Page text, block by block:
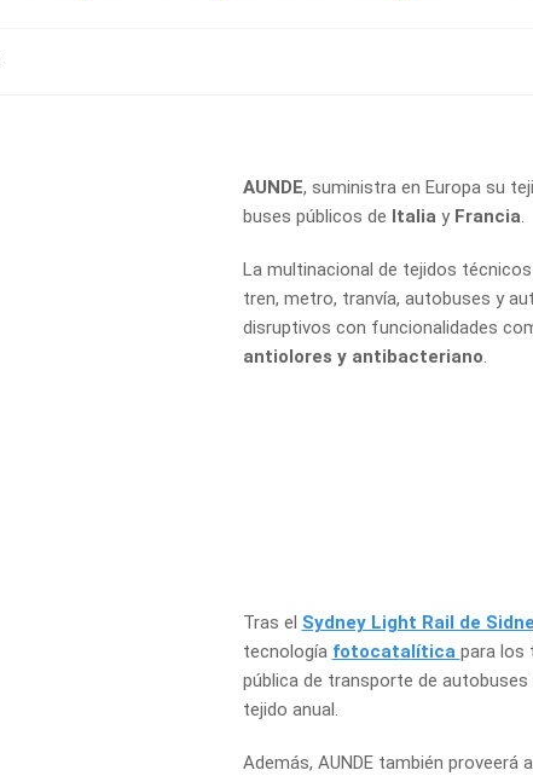
AUNDE, suministra en Europa su
buses públicos de Italiay Francia.
La multinacional de tejidos
tren, metro, tranvía, autobuses y
disruptivos con funcionalidades
antiolores y antibacteriano.
Tras el Sydney Light Rail de
tecnología fotocatalítica para los
pública de transporte de autobuses
tejido anual.
Además, AUNDE también